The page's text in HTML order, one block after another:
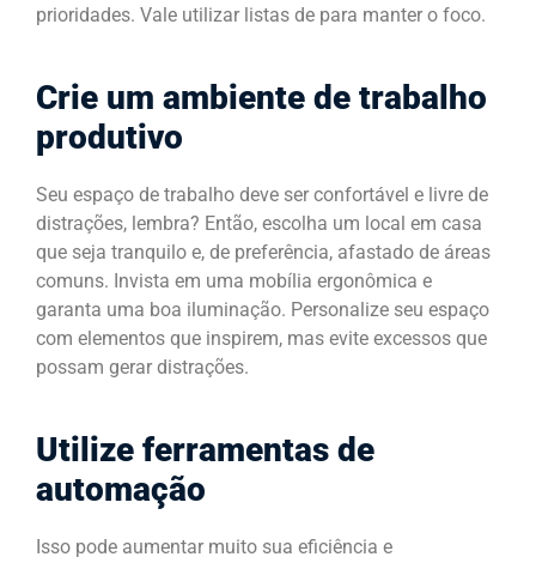
prioridades. Vale utilizar listas de para manter o foco.
Crie um ambiente de trabalho
produtivo
Seu espaço de trabalho deve ser confortável e livre de
distrações, lembra? Então, escolha um local em casa
que seja tranquilo e, de preferência, afastado de áreas
comuns. Invista em uma mobília ergonômica e
garanta uma boa iluminação. Personalize seu espaço
com elementos que inspirem, mas evite excessos que
possam gerar distrações.
Utilize ferramentas de
automação
Isso pode aumentar muito sua eficiência e